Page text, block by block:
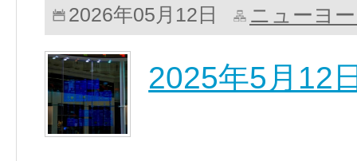
2026年05月12日 ニューヨ
2025年5月12